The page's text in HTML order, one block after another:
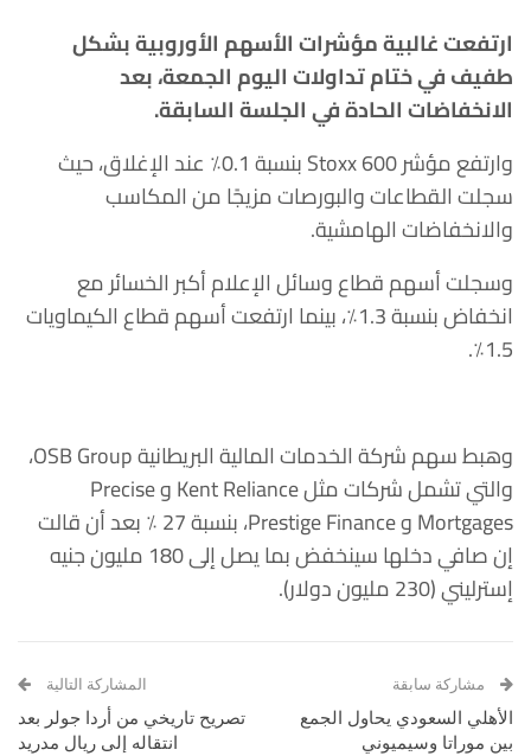
ارتفعت غالبية مؤشرات الأسهم الأوروبية بشكل
طفيف في ختام تداولات اليوم ‏الجمعة، بعد
الانخفاضات الحادة في الجلسة السابقة.‏
وارتفع مؤشر ‏Stoxx 600‎‏ بنسبة 0.1٪ عند الإغلاق، حيث
سجلت القطاعات ‏والبورصات مزيجًا من المكاسب
والانخفاضات الهامشية. ‏
وسجلت أسهم قطاع وسائل الإعلام أكبر الخسائر مع
انخفاض بنسبة 1.3٪، بينما ‏ارتفعت أسهم قطاع الكيماويات
1.5٪.‏
وهبط سهم شركة الخدمات المالية البريطانية ‏OSB Group،
والتي تشمل ‏شركات مثل ‏Kent Reliance‏ و ‏Precise
Mortgages‏ و ‏Prestige ‎Finance، بنسبة 27 ٪ بعد أن قالت
إن صافي دخلها سينخفض بما يصل إلى ‏‏180 مليون جنيه
إسترليني (230 مليون دولار). ‏
مشاركة سابقة
الأهلي السعودي يحاول الجمع
بين موراتا وسيميوني
المشاركة التالية
تصريح تاريخي من أردا جولر بعد
انتقاله إلى ريال مدريد